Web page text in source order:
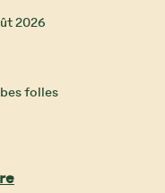
2026
folles